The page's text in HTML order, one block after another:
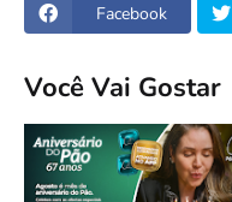
Facebook
Você Vai Gostar